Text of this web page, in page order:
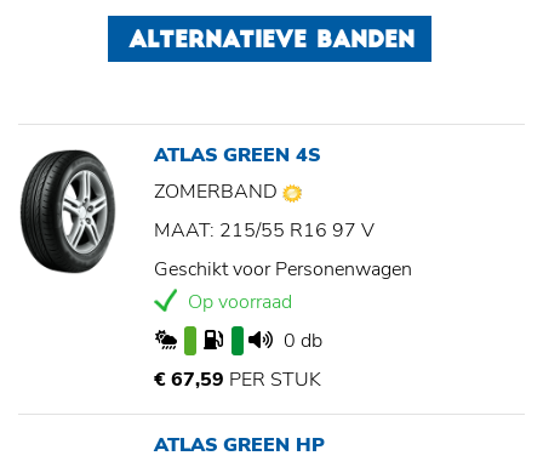
ALTERNATIEVE BANDEN
ATLAS GREEN 4S
ZOMERBAND
MAAT: 215/55 R16 97 V
Geschikt voor Personenwagen
Op voorraad
0 db
€ 67,59 PER STUK
ATLAS GREEN HP